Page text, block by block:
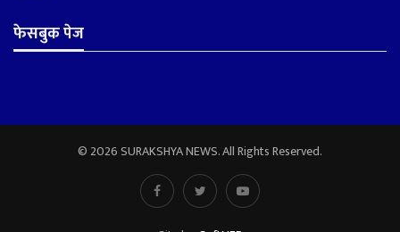
फेसबुक पेज
© 2026 SURAKSHYA NEWS. All Rights Reserved.